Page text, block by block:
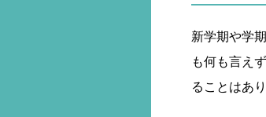
新学期や学
も何も言え
ることはあ